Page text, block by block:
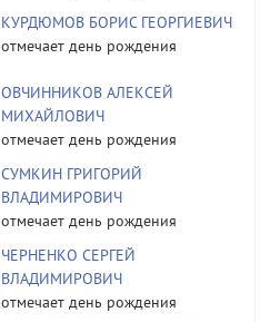
КУРДЮМОВ БОРИС ГЕОРГИЕВИЧ
отмечает день рождения
ОВЧИННИКОВ АЛЕКСЕЙ
МИХАЙЛОВИЧ
отмечает день рождения
СУМКИН ГРИГОРИЙ
ВЛАДИМИРОВИЧ
отмечает день рождения
ЧЕРНЕНКО СЕРГЕЙ
ВЛАДИМИРОВИЧ
отмечает день рождения